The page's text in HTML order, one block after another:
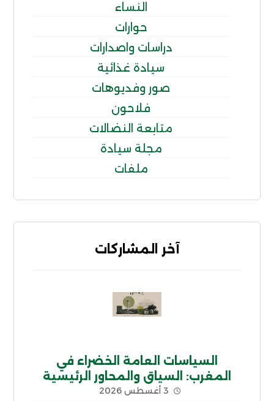
النساء
حوارات
دراسات واصدارات
سيادة غذائية
صور وفديوهات
فلاحون
متابعة النضالات
مجلة سيادة
ملفات
آخر المشاركات
السياسات العامة الخضراء في
المغرب: السياق والمحاور الرئيسية
3 أغسطس 2026